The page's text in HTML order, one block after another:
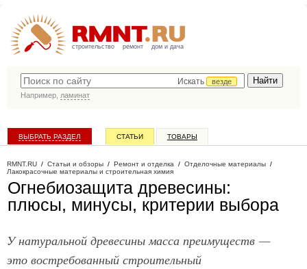
строительство ремонт дом и дача
Искать
везде
Например, ламинат
ВЫБРАТЬ РАЗДЕЛ СТАТЬИ ТОВАРЫ
RMNT.RU / Статьи и обзоры / Ремонт и отделка / Отделочные материалы /
Лакокрасочные материалы и строительная химия
Огнебиозащита древесины:
плюсы, минусы, критерии выбора
У натуральной древесины масса преимуществ —
это востребованный строительный